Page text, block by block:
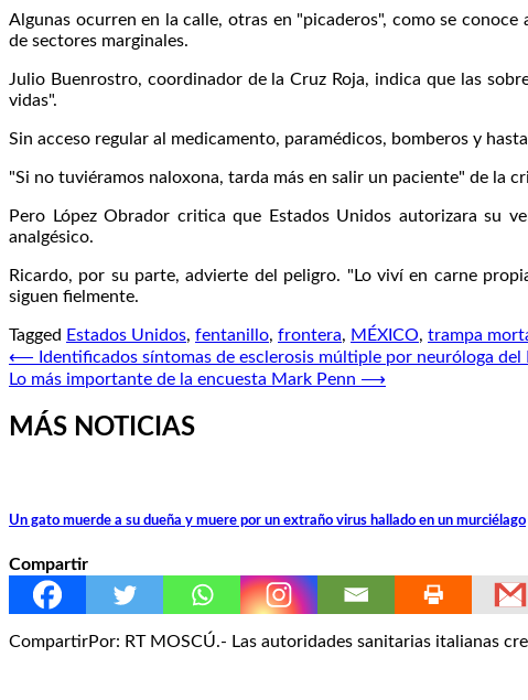
Algunas ocurren en la calle, otras en "picaderos", como se
de sectores marginales.
Julio Buenrostro, coordinador de la Cruz Roja, indica que las
vidas".
Sin acceso regular al medicamento, paramédicos, bomberos y
"Si no tuviéramos naloxona, tarda más en salir un paciente" de la
Pero López Obrador critica que Estados Unidos autorizara su
analgésico.
Ricardo, por su parte, advierte del peligro. "Lo viví en carne
siguen fielmente.
Tagged Estados Unidos, fentanillo, frontera, MÉXICO, trampa
Navegación
de
entradas
⟵ Identificados síntomas de esclerosis múltiple por neuróloga
Lo más importante de la encuesta Mark Penn ⟶
MÁS NOTICIAS
Un gato muerde a su dueña y muere por un extraño virus hallado en un murciélago
Compartir
CompartirPor: RT MOSCÚ.- Las autoridades sanitarias italianas